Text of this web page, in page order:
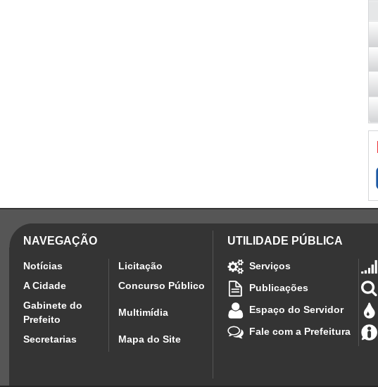
NAVEGAÇÃO
Notícias
Licitação
A Cidade
Concurso Público
Gabinete do
Prefeito
Multimídia
Secretarias Mapa do Site
UTILIDADE PÚBLICA
Serviços
Publicações
Espaço do Servidor
Fale com a Prefeitura